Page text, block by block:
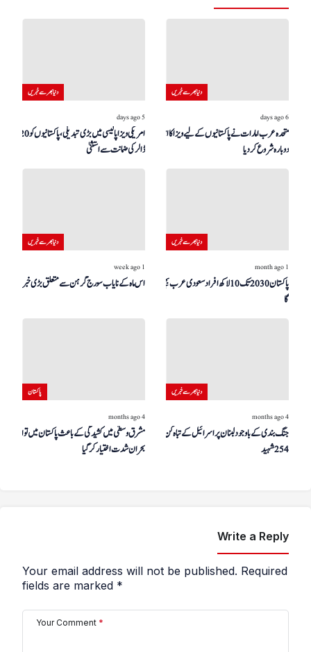
دنیا بھر سے خبریں
5 days ago
ڈالر کی ضمانت سے استثنیٰ
دنیا بھر سے خبریں
6 days ago
متحدہ عرب امارات نے پاکستانیوں کے لیے ویزا کا اجراء
دوبارہ شروع کر دیا
دنیا بھر سے خبریں
1 week ago
اس ماہ کے نایاب سورج گرہن سے متعلق بڑی خبر!
دنیا بھر سے خبریں
1 month ago
پاکستان 2030 تک 10 لاکھ افراد سعودی عرب بھیجے
گا
پاکستان
4 months ago
مشرق وسطیٰ میں کشیدگی کے باعث پاکستان میں توانائی کا
بحران شدت اختیار کر گیا
دنیا بھر سے خبریں
4 months ago
جنگ بندی کے باوجود لبنان پر اسرائیل کے تباہ کن حملے،
254 شہید
Write a Reply
Your email address will not be published. Required
fields are marked *
Your Comment *